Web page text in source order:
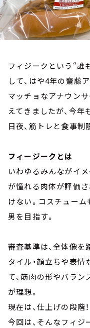
フィジークという“誰
して、はや4年の齋藤ア
マッチョなアナウン
えてきましたが、今年
日夜、筋トレと食事制
フィージークとは
いわゆるみんながイ
が憧れる肉体が評価
けない。コスチュー
男を目指す。
審査基準は、全体像を
タイル・顔立ちや表
て、筋肉の形やバラ
が理想。
現在は、仕上げの段階！
今回は、そんなフィジ